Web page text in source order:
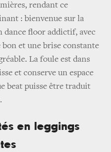
rendant ce
: bienvenue sur la
dance floor addictif, avec
et une brise constante
La foule est dans
et conserve un espace
beat puisse être traduit
en leggings